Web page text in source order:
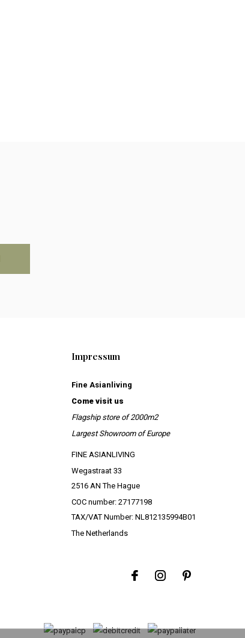
Impressum
Fine Asianliving
Come visit us
Flagship store of 2000m2
Largest Showroom of Europe
FINE ASIANLIVING
Wegastraat 33
2516 AN The Hague
COC number: 27177198
TAX/VAT Number: NL812135994B01
The Netherlands